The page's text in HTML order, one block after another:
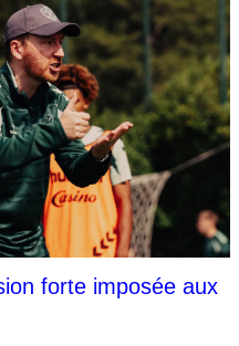
forte imposée aux